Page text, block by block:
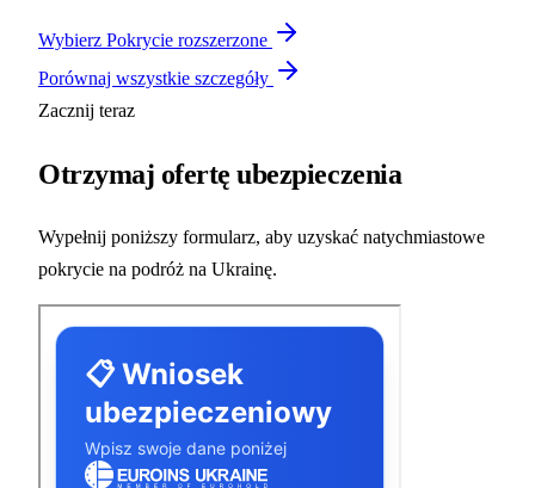
Wybierz Pokrycie rozszerzone
Porównaj wszystkie szczegóły
Zacznij teraz
Otrzymaj ofertę ubezpieczenia
Wypełnij poniższy formularz, aby uzyskać natychmiastowe
pokrycie na podróż na Ukrainę.